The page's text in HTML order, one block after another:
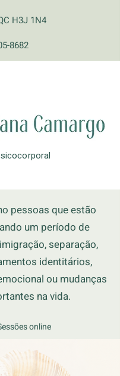
H3J 1N4
8682
pessoas que estão
um período de
separação,
identitários,
ou mudanças
na vida.
online